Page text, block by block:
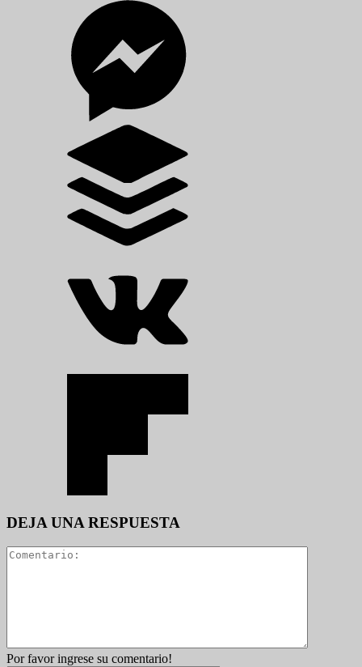
DEJA UNA RESPUESTA
Por favor ingrese su comentario!